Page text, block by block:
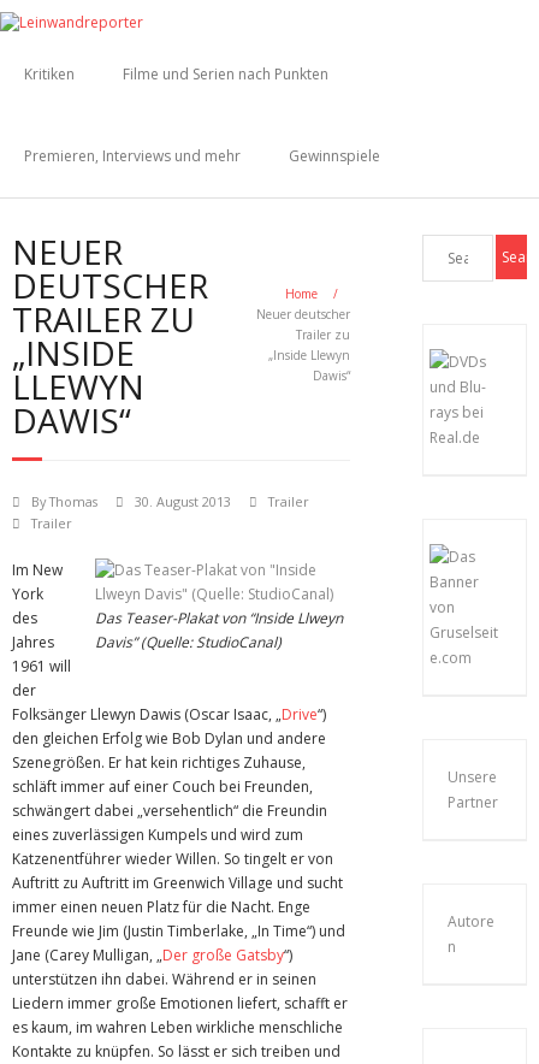
Kritiken Filme und Serien nach Punkten
Premieren, Interviews und mehr Gewinnspiele
NEUER
DEUTSCHER
TRAILER ZU
„INSIDE
LLEWYN
DAWIS“
Home
/
Neuer deutscher
Trailer zu
„Inside Llewyn
Dawis“
ByThomas 30. August 2013
Trailer
Trailer
Das Teaser-Plakat von “Inside Llweyn
Davis” (Quelle: StudioCanal)
Im New
York
des
Jahres
1961 will
der
Folksänger Llewyn Dawis (Oscar Isaac, „Drive“)
den gleichen Erfolg wie Bob Dylan und andere
Szenegrößen. Er hat kein richtiges Zuhause,
schläft immer auf einer Couch bei Freunden,
schwängert dabei „versehentlich“ die Freundin
eines zuverlässigen Kumpels und wird zum
Katzenentführer wieder Willen. So tingelt er von
Auftritt zu Auftritt im Greenwich Village und sucht
immer einen neuen Platz für die Nacht. Enge
Freunde wie Jim (Justin Timberlake, „In Time“) und
Jane (Carey Mulligan, „Der große Gatsby“)
unterstützen ihn dabei. Während er in seinen
Liedern immer große Emotionen liefert, schafft er
es kaum, im wahren Leben wirkliche menschliche
Kontakte zu knüpfen. So lässt er sich treiben und
Unsere
Partner
Autore
n